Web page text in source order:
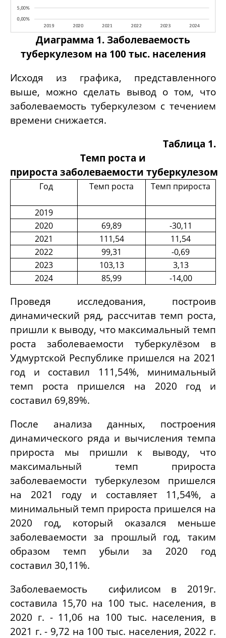
Диаграмма 1. Заболеваемость
туберкулезом на 100 тыс. населения
Исходя из графика, представленного
выше, можно сделать вывод о том, что
заболеваемость туберкулезом с течением
времени снижается.
Таблица 1.
Темп роста и
прироста заболеваемости туберкулезом
Год Темп роста Темп прироста
2019
2020
69,89
-30,11
2021
111,54
11,54
2022
99,31
-0,69
2023
103,13
3,13
2024
85,99 -14,00
Проведя исследования, построив
динамический ряд, рассчитав темп роста,
пришли к выводу, что максимальный темп
роста заболеваемости туберкулёзом в
Удмуртской Республике пришелся на 2021
год и составил 111,54%, минимальный
темп роста пришелся на 2020 год и
составил 69,89%.
После анализа данных, построения
динамического ряда и вычисления темпа
прироста мы пришли к выводу, что
максимальный темп прироста
заболеваемости туберкулезом пришелся
на 2021 году и составляет 11,54%, а
минимальный темп прироста пришелся на
2020 год, который оказался меньше
заболеваемости за прошлый год, таким
образом темп убыли за 2020 год
составил 30,11%.
Заболеваемость
сифилисом в 2019г.
составила 15,70 на 100 тыс. населения, в
2020 г. - 11,06 на 100 тыс. населения, в
2021 г. - 9,72 на 100 тыс. населения, 2022 г.